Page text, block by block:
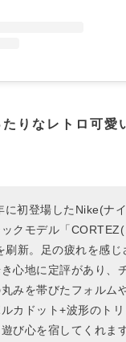
りなレトロ可愛
に初登場したNike(ナ
クモデル「CORTEZ(
刷新。足の疲れを感じ
心地に定評があり、
みを帯びたフォルム
カドット+波形のト
び心を宿してくれます